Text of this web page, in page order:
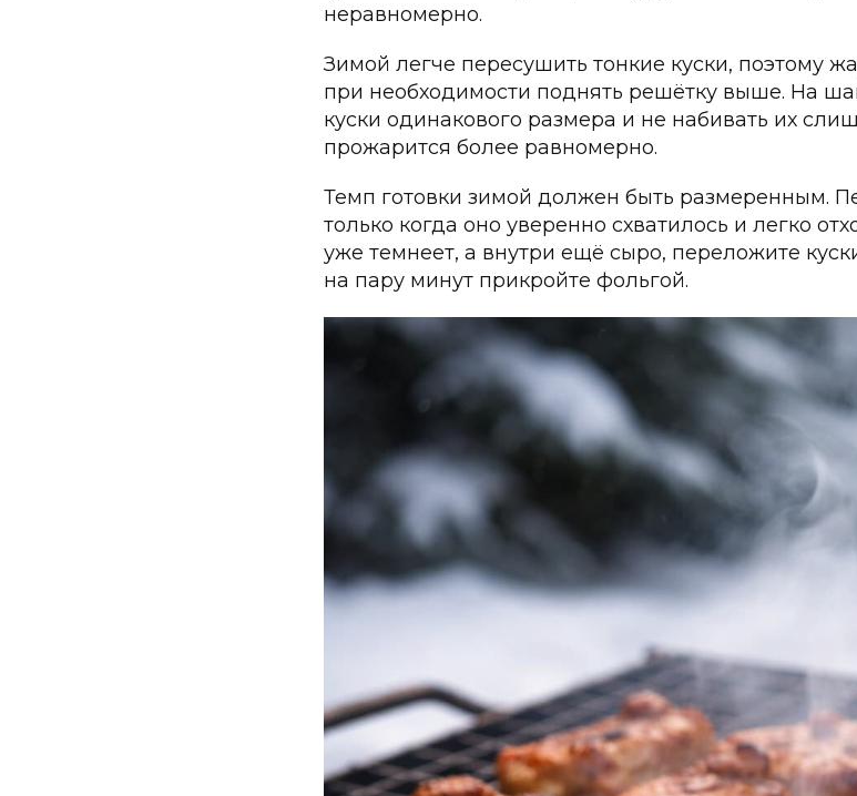
неравномерно.
Зимой легче пересушить тонкие куски, поэтому
при необходимости поднять решётку выше. На
куски одинакового размера и не набивать их
прожарится более равномерно.
Темп готовки зимой должен быть размеренным.
только когда оно уверенно схватилось и легко
уже темнеет, а внутри ещё сыро, переложите
на пару минут прикройте фольгой.